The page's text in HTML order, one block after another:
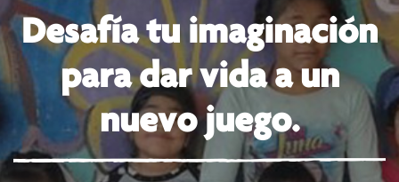
Desafía tu imaginación
para dar vida a un
nuevo juego.